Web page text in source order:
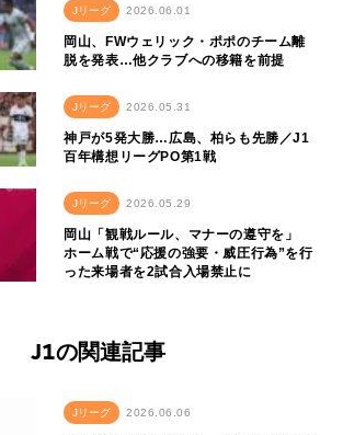
Jリーグ 2026.06.01
岡山、FWウェリック・ポポのチーム離
脱を発表…他クラブへの移籍を前提
Jリーグ 2026.05.31
神戸が5発大勝…広島、柏らも先勝／J1
百年構想リーグPO第1戦
Jリーグ 2026.05.29
岡山「観戦ルール、マナーの遵守を」
ホーム戦で“応援の強要・威圧行為”を行
った来場者を2試合入場禁止に
J1の関連記事
Jリーグ 2026.06.06